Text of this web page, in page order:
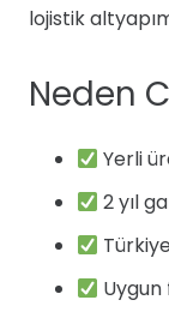
lojistik
Neden
Yerli
2 yıl
Uygun